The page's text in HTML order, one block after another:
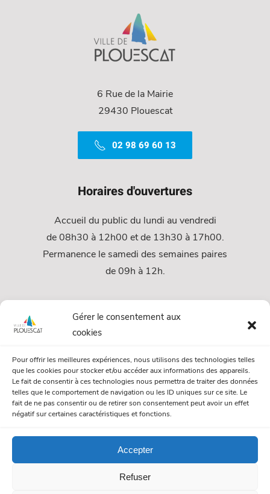
Gérer le consentement aux
cookies
Pour offrir les meilleures expériences, nous utilisons des technologies telles
que les cookies pour stocker et/ou accéder aux informations des appareils.
Le fait de consentir à ces technologies nous permettra de traiter des données
telles que le comportement de navigation ou les ID uniques sur ce site. Le
fait de ne pas consentir ou de retirer son consentement peut avoir un effet
négatif sur certaines caractéristiques et fonctions.
Accepter
Refuser
6 Rue de la Mairie
29430 Plouescat
02 98 69 60 13
Horaires d'ouvertures
Accueil du public du lundi au vendredi
de 08h30 à 12h00 et de 13h30 à 17h00.
Permanence le samedi des semaines paires
de 09h à 12h.
Services
Urbanisme
Papiers et citoyenneté
Numéros Utiles
© Mairie de Plouescat. Tous droits réservés. /Mentions légales
Politique de gestion des cookies/Politique de confidentialité